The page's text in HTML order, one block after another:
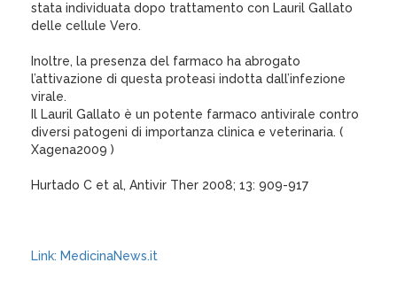
stata individuata dopo trattamento con Lauril Gallato
delle cellule Vero.
Inoltre, la presenza del farmaco ha abrogato
l’attivazione di questa proteasi indotta dall’infezione
virale.
Il Lauril Gallato è un potente farmaco antivirale contro
diversi patogeni di importanza clinica e veterinaria. (
Xagena2009 )
Hurtado C et al, Antivir Ther 2008; 13: 909-917
Link: MedicinaNews.it